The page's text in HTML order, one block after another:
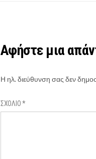
Αφήστε μια
Η ηλ. διεύθυνση σας δεν
ΣΧΌΛΙΟ*